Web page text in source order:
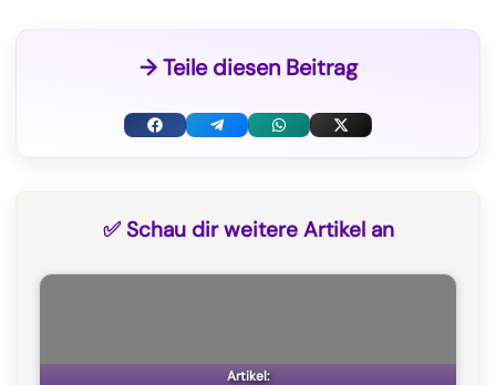
→ Teile diesen Beitrag
F
o
T
a
W
p
X
T
t
✅ Schau dir weitere Artikel an